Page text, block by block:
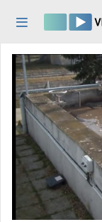
Home
Log In
Discovery
Categories
Playlists
Organizations